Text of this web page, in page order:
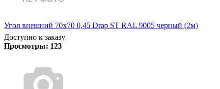
Угол внешний 70х70 0,45 Drap ST RAL 9005 черный (2м)
Доступно к заказу
Просмотры: 123